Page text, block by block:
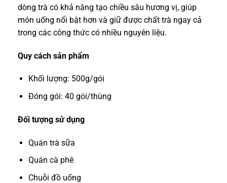
dòng trà có khả năng tạo chiều sâu hương vị, giúp
món uống nổi bật hơn và giữ được chất trà ngay cả
trong các công thức có nhiều nguyên liệu.
Quy cách sản phẩm
Khối lượng: 500g/gói
Đóng gói: 40 gói/thùng
Đối tượng sử dụng
Quán trà sữa
Quán cà phê
Chuỗi đồ uống